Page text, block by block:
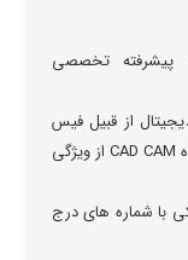
پیشرفته تخصصی
از قبیل فیس
اسکنر، اسکنر داخل دهانی، پرینتر سه بعدی و دستگاه CAD CAM از ویژگی
با شماره های درج